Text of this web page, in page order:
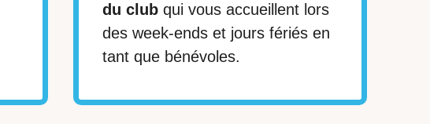
du clubqui vous accueillent lors
des week-ends et jours fériés en
tant que bénévoles.